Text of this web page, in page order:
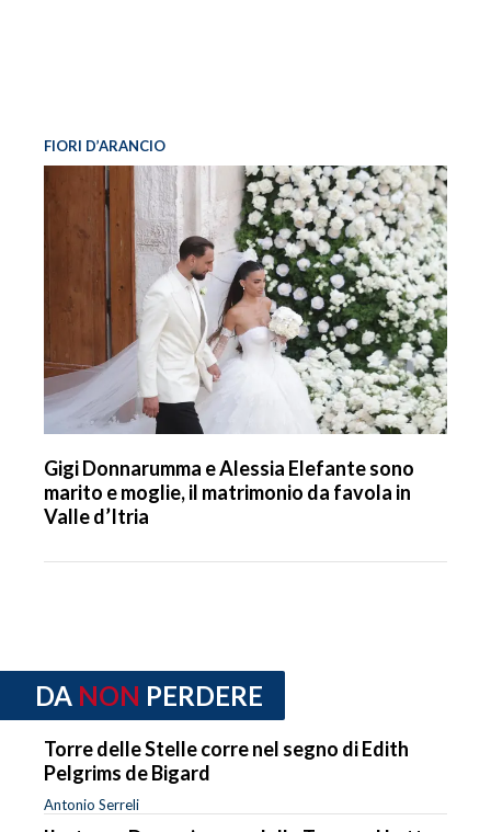
FIORI D’ARANCIO
Gigi Donnarumma e Alessia Elefante sono
marito e moglie, il matrimonio da favola in
Valle d’Itria
DA NON PERDERE
Torre delle Stelle corre nel segno di Edith
Pelgrims de Bigard
Antonio Serreli